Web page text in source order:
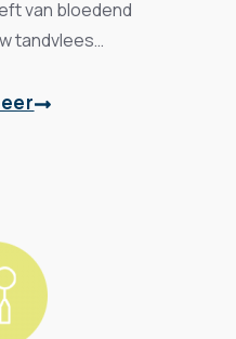
van bloedend
tandvlees…